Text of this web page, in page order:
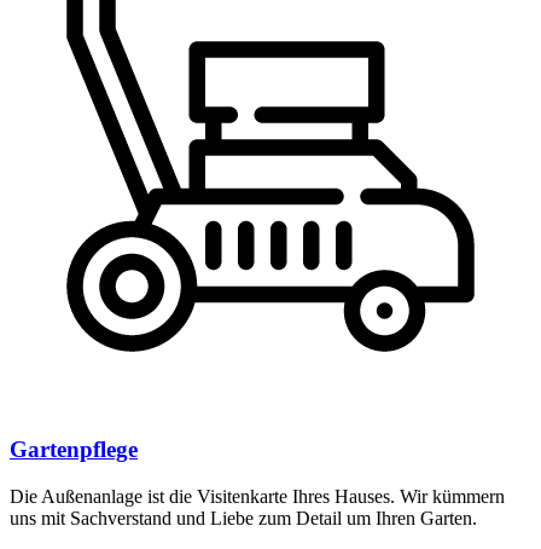
Gartenpflege
Die Außenanlage ist die Visitenkarte Ihres Hauses. Wir kümmern
uns mit Sachverstand und Liebe zum Detail um Ihren Garten.